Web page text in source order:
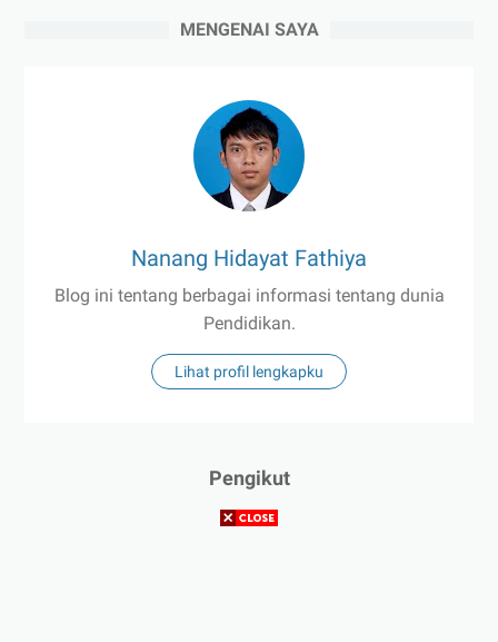
MENGENAI SAYA
Nanang Hidayat Fathiya
Blog ini tentang berbagai informasi tentang dunia
Pendidikan.
Lihat profil lengkapku
Pengikut